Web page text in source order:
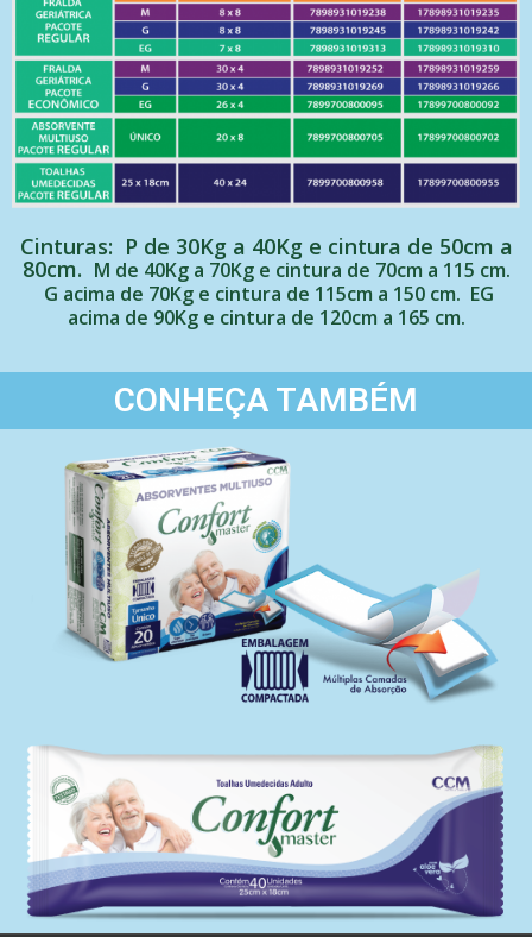
Cinturas: P de 30Kg a 40Kg e cintura de 50cm a
80cm. M de 40Kg a 70Kg e cintura de 70cm a 115 cm.
G acima de 70Kg e cintura de 115cm a 150 cm. EG
acima de 90Kg e cintura de 120cm a 165 cm.
CONHEÇA TAMBÉM